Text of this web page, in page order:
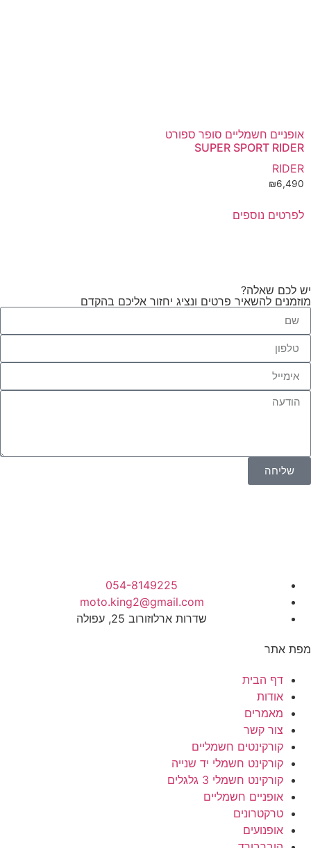
אופניים חשמליים סופר ספורט
SUPER SPORT RIDER
RIDER
₪6,490
לפרטים נוספים
יש לכם שאלה?
מוזמנים להשאיר פרטים ונציג יחזור אליכם בהקדם
שליחה
054-8149225
moto.king2@gmail.com
שדרות ארלוזורוב 25, עפולה
מפת אתר
דף הבית
אודות
מאמרים
צור קשר
קורקינטים חשמליים
קורקינט חשמלי יד שנייה
קורקינט חשמלי 3 גלגלים
אופניים חשמליים
טרקטרונים
אופנועים